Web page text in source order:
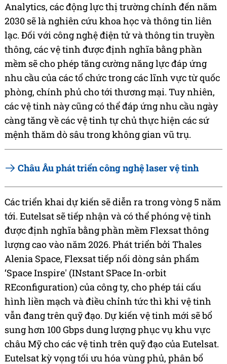
Analytics, các động lực thị trường chính đến năm
2030 sẽ là nghiên cứu khoa học và thông tin liên
lạc. Đối với công nghệ điện tử và thông tin truyền
thông, các vệ tinh được định nghĩa bằng phần
mềm sẽ cho phép tăng cường năng lực đáp ứng
nhu cầu của các tổ chức trong các lĩnh vực từ quốc
phòng, chính phủ cho tới thương mại. Tuy nhiên,
các vệ tinh này cũng có thể đáp ứng nhu cầu ngày
càng tăng về các vệ tinh tự chủ thực hiện các sứ
mệnh thăm dò sâu trong không gian vũ trụ.
Châu Âu phát triển công nghệ laser vệ tinh
Các triển khai dự kiến sẽ diễn ra trong vòng 5 năm
tới. Eutelsat sẽ tiếp nhận và có thể phóng vệ tinh
được định nghĩa bằng phần mềm Flexsat thông
lượng cao vào năm 2026. Phát triển bởi Thales
Alenia Space, Flexsat tiếp nối dòng sản phẩm
‘Space Inspire' (INstant SPace In-orbit
REconfiguration) của công ty, cho phép tái cấu
hình liền mạch và điều chỉnh tức thì khi vệ tinh
vẫn đang trên quỹ đạo. Dự kiến vệ tinh mới sẽ bổ
sung hơn 100 Gbps dung lượng phục vụ khu vực
châu Mỹ cho các vệ tinh trên quỹ đạo của Eutelsat.
Eutelsat kỳ vọng tối ưu hóa vùng phủ, phân bổ